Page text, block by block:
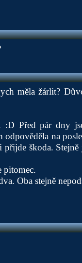
měla žárlit?
Před pár dny
na
přijde škoda.
pitomec.
Oba stejně